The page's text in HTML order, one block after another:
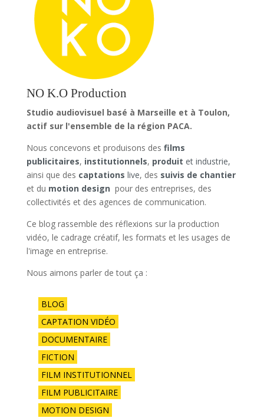
NO K.O Production
Studio audiovisuel basé à Marseille et à Toulon,
actif sur l'ensemble de la région PACA.
Nous concevons et produisons des films
publicitaires, institutionnels, produit et industrie,
ainsi que des captations live, des suivis de chantier
et du motion design pour des entreprises, des
collectivités et des agences de communication.
Ce blog rassemble des réflexions sur la production
vidéo, le cadrage créatif, les formats et les usages de
l'image en entreprise.
Nous aimons parler de tout ça :
BLOG
CAPTATION VIDÉO
DOCUMENTAIRE
FICTION
FILM INSTITUTIONNEL
FILM PUBLICITAIRE
MOTION DESIGN